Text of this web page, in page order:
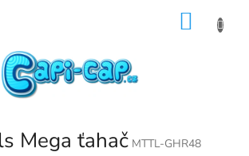
Mega ťahač MTTL-GHR48